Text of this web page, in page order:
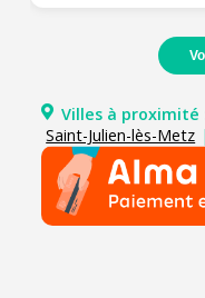
Villes à proximité
Saint-Julien-lès-Metz |